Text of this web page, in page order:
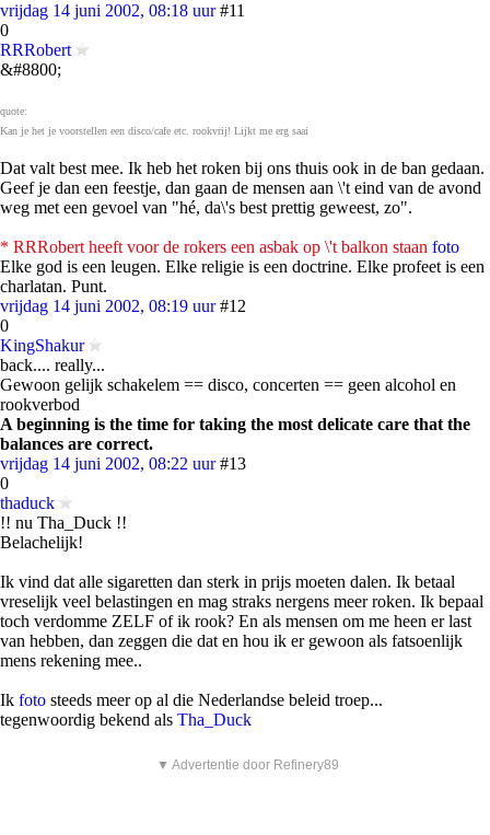
vrijdag 14 juni 2002, 08:18 uur #11
0
RRRobert
&#8800;
quote:
Kan je het je voorstellen een disco/cafe etc. rookvrij! Lijkt me erg saai
Dat valt best mee. Ik heb het roken bij ons thuis ook in de ban gedaan.
Geef je dan een feestje, dan gaan de mensen aan \'t eind van de avond
weg met een gevoel van "hé, da\'s best prettig geweest, zo".
* RRRobert heeft voor de rokers een asbak op \'t balkon staan foto
Elke god is een leugen. Elke religie is een doctrine. Elke profeet is een
charlatan. Punt.
vrijdag 14 juni 2002, 08:19 uur #12
0
KingShakur
back.... really...
Gewoon gelijk schakelem == disco, concerten == geen alcohol en
rookverbod
A beginning is the time for taking the most delicate care that the
balances are correct.
vrijdag 14 juni 2002, 08:22 uur #13
0
thaduck
!! nu Tha_Duck !!
Belachelijk!
Ik vind dat alle sigaretten dan sterk in prijs moeten dalen. Ik betaal
vreselijk veel belastingen en mag straks nergens meer roken. Ik bepaal
toch verdomme ZELF of ik rook? En als mensen om me heen er last
van hebben, dan zeggen die dat en hou ik er gewoon als fatsoenlijk
mens rekening mee..
Ik foto steeds meer op al die Nederlandse beleid troep...
tegenwoordig bekend als Tha_Duck
▼ Advertentie door Refinery89